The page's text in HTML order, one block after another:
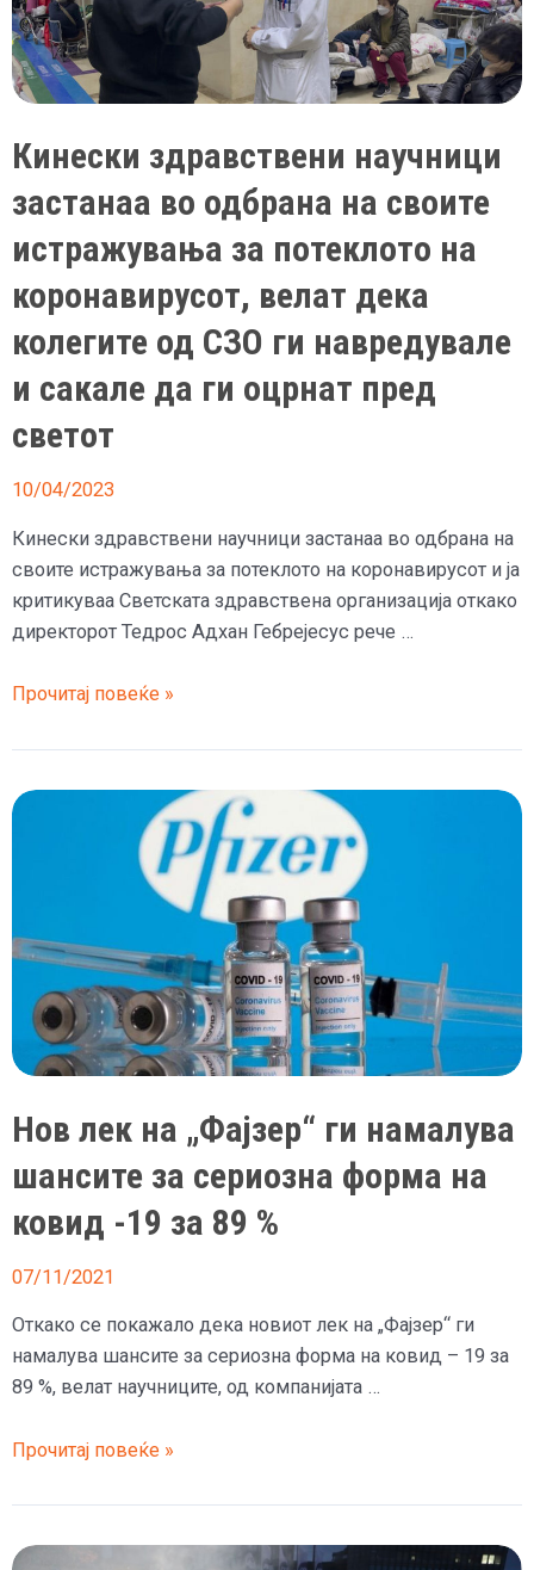
Кинески здравствени научници
застанаа во одбрана на своите
истражувања за потеклото на
коронавирусот, велат дека
колегите од СЗО ги навредувале
и сакале да ги оцрнат пред
светот
10/04/2023
Кинески здравствени научници застанаа во одбрана на
своите истражувања за потеклото на коронавирусот и ја
критикуваа Светската здравствена организација откако
директорот Тедрос Адхан Гебрејесус рече …
Кинески
научници
застанаа
во
истражувања
потеклото
коронавирусот,
дека
од
СЗО
навредувале
и
да
оцрнат
пред
светот
Прочитај повеќе »
Нов лек на „Фајзер“ ги намалува
шансите за сериозна форма на
ковид -19 за 89 %
07/11/2021
Откако се покажало дека новиот лек на „Фајзер“ ги
намалува шансите за сериозна форма на ковид – 19 за
89 %, велат научниците, од компанијата …
Нов
на
„Фајзер“
Прочитај повеќе »